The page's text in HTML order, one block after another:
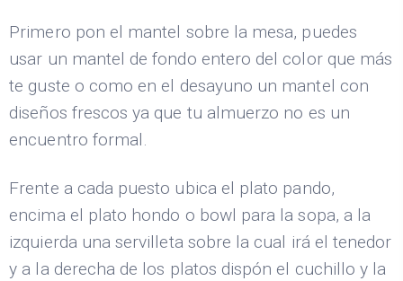
Primero pon el mantel sobre la mesa, puedes
usar un mantel de fondo entero del color que más
te guste o como en el desayuno un mantel con
diseños frescos ya que tu almuerzo no es un
encuentro formal.
Frente a cada puesto ubica el plato pando,
encima el plato hondo o bowl para la sopa, a la
izquierda una servilleta sobre la cual irá el tenedor
y a la derecha de los platos dispón el cuchillo y la